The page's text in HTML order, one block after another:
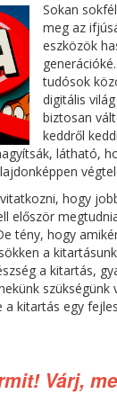
Sokan
meg az
eszközök
tudósok
digitális
biztosan
keddről
látható,
hogy
először
tény, hogy
a
a kitartás,
a kitartás egy
Várj,